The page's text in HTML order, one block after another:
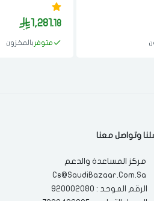
1,281.18
متوفر بالمخزون
وتواصل معنا
مركز المساعدة والدعم
Cs@SaudiBazaar.Com.Sa
الرقم الموحد : 920002080